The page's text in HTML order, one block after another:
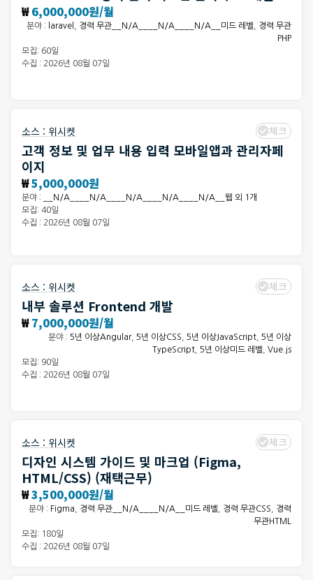
₩6,000,000원/월
분야 : laravel 경력 무관__N/A____N/A____N/A__미드 레벨
경력 무관
PHP
모집: 60일
수집 : 2026년 08월 07일
소스 : 위시켓 체크
고객 정보 및 업무 내용 입력 모바일앱과 관리자페
이지
₩5,000,000원
분야 :
__N/A____N/A____N/A____N/A____N/A__웹 외 1개
모집: 40일
수집 : 2026년 08월 07일
소스 : 위시켓 체크
내부 솔루션 Frontend 개발
₩7,000,000원/월
분야 : 5년 이상Angular, 5년 이상CSS 5년 이상JavaScript
5년 이상
TypeScript
5년 이상미드 레벨
Vue.js
모집: 90일
수집 : 2026년 08월 07일
소스 : 위시켓 체크
디자인 시스템 가이드 및 마크업 (Figma,
HTML/CSS) (재택근무)
₩3,500,000원/월
분야 : Figma 경력 무관__N/A____N/A__미드 레벨 경력 무관CSS
경력
무관HTML
모집: 180일
수집 : 2026년 08월 07일